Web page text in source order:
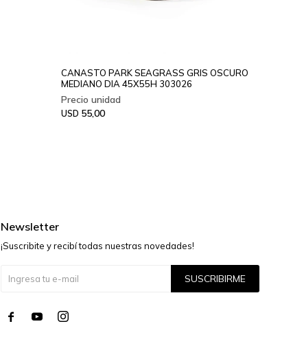
CANASTO PARK SEAGRASS GRIS OSCURO
MEDIANO DIA 45X55H 303026
USD 55,00
Newsletter
¡Suscribite y recibí todas nuestras novedades!
SUSCRIBIRME
  